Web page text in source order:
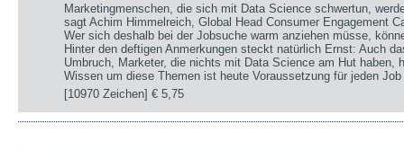
Marketingmenschen, die sich mit Data Science schwertun,
sagt Achim Himmelreich, Global Head Consumer Engagement
Wer sich deshalb bei der Jobsuche warm anziehen müsse,
Hinter den deftigen Anmerkungen steckt natürlich Ernst: Auch
Umbruch, Marketer, die nichts mit Data Science am Hut haben,
Wissen um diese Themen ist heute Voraussetzung für jeden
[10970 Zeichen]€ 5,75